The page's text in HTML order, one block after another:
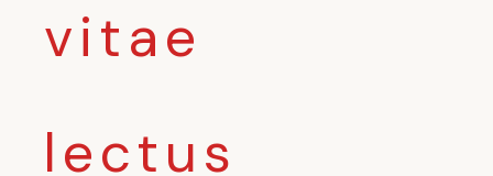
vitae
lectus